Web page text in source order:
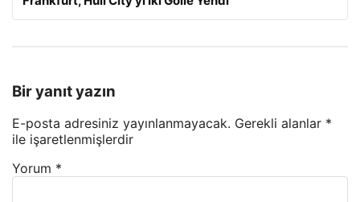
Bir yanıt yazın
E-posta adresiniz yayınlanmayacak. Gerekli alanlar *
ile işaretlenmişlerdir
Yorum *